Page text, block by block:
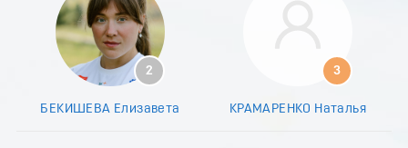
2
БЕКИШЕВА Елизавета
3
КРАМАРЕНКО Наталья